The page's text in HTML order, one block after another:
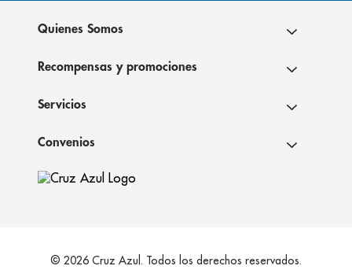
Quienes Somos
Recompensas y promociones
Servicios
Convenios
© 2026 Cruz Azul. Todos los derechos reservados.